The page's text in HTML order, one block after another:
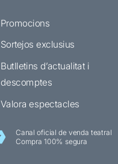
Promocions
Sortejos exclusius
Butlletins d’actualitat i
descomptes
Valora espectacles
Canal oficial de venda teatral
Compra 100% segura